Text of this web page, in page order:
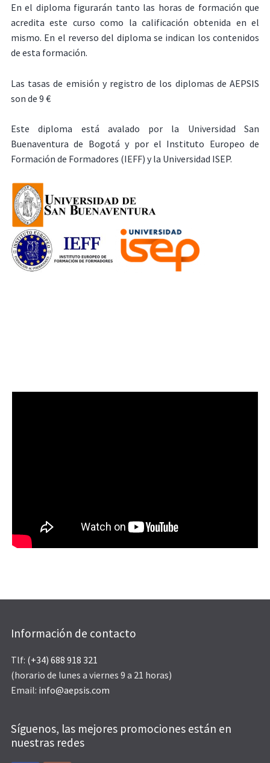
En el diploma figurarán tanto las horas de formación que
acredita este curso como la calificación obtenida en el
mismo. En el reverso del diploma se indican los contenidos
de esta formación.
Las tasas de emisión y registro de los diplomas de AEPSIS
son de 9 €
Este diploma está avalado por la Universidad San
Buenaventura de Bogotá y por el Instituto Europeo de
Formación de Formadores (IEFF) y la Universidad ISEP.
Información de contacto
Tlf: (+34) 688 918 321
(horario de lunes a viernes 9 a 21 horas)
Email: info@aepsis.com
Síguenos, las mejores promociones están en
nuestras redes